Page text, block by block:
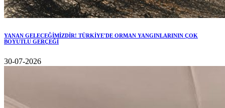
YANAN GELECEĞİMİZDİR! TÜRKİYE'DE ORMAN YANGINLARININ ÇOK
BOYUTLU GERÇEĞİ
30-07-2026